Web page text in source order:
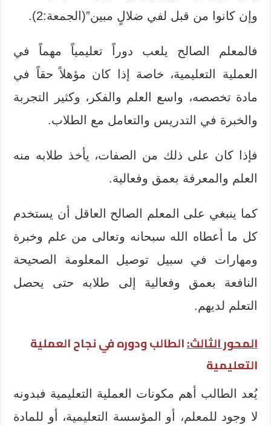
وإن كانوا من قبل لفي ضلالٍ مبين”(الجمعة:2).
فالمعلم الصالح يلعب دوراً تعليمياً مهماً في
العملية التعليمية، خاصة إذا كان مؤهلاً حقاً في
مادة تخصصه، واسع العلم والفكر، وكثير التجربة
والخبرة في التدريس والتعامل مع الطلاب.
فإذا كان على ذلك من الصفات، يأخذ طلابه منه
العلم والمعرفة بعمق وفعالية.
كما ينبغي على المعلم الصالح العاقل أن يستخدم
كل ما أعطاه الله سبحانه وتعالى من علم وخبرة
ومهارات في سبيل توصيل المعلومة الصحيحة
النافعة بعمق وفعالية إلى طلابه حتى يحصل
التعلم لديهم.
المحور الثالث:الطالب ودوره في نجاح العملية
التعليمية
يُعد الطالب أهم مكونات العملية التعليمية فبدونه
لا وجود للمعلم، أو المؤسسة التعليمية، أو للمادة